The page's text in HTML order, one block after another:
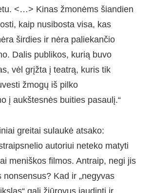
<…> Kinas žmonėms šiandien
kaip nusibosta visa, kas
širdies ir nėra paliekančio
Dalis publikos, kurią buvo
vėl grįžta į teatrą, kuris tik
žmogų iš pilko
į aukštesnės buities pasaulį.“
greitai sulaukė atsako:
autoriui neteko matyti
meniškos filmos. Antraip, negi jis
nonsensus? Kad ir „negyvas
gali žiūrovus jaudinti ir